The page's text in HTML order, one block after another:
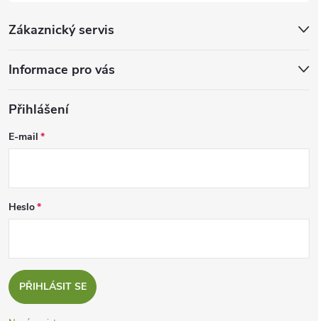
Zákaznický servis
Informace pro vás
Přihlášení
E-mail
Heslo
PŘIHLÁSIT SE